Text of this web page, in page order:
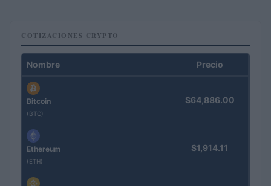
COTIZACIONES CRYPTO
Nombre Precio
Bitcoin
(BTC)
$64,886.00
Ethereum
(ETH)
$1,914.11